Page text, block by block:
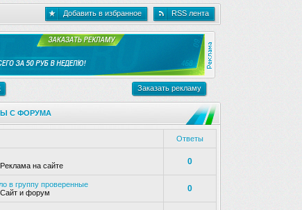
Добавить в избранное RSS лента
Заказать рекламу
С ФОРУМА
Ответы
Реклама на сайте 0
в группу проверенные
Сайт и форум 0